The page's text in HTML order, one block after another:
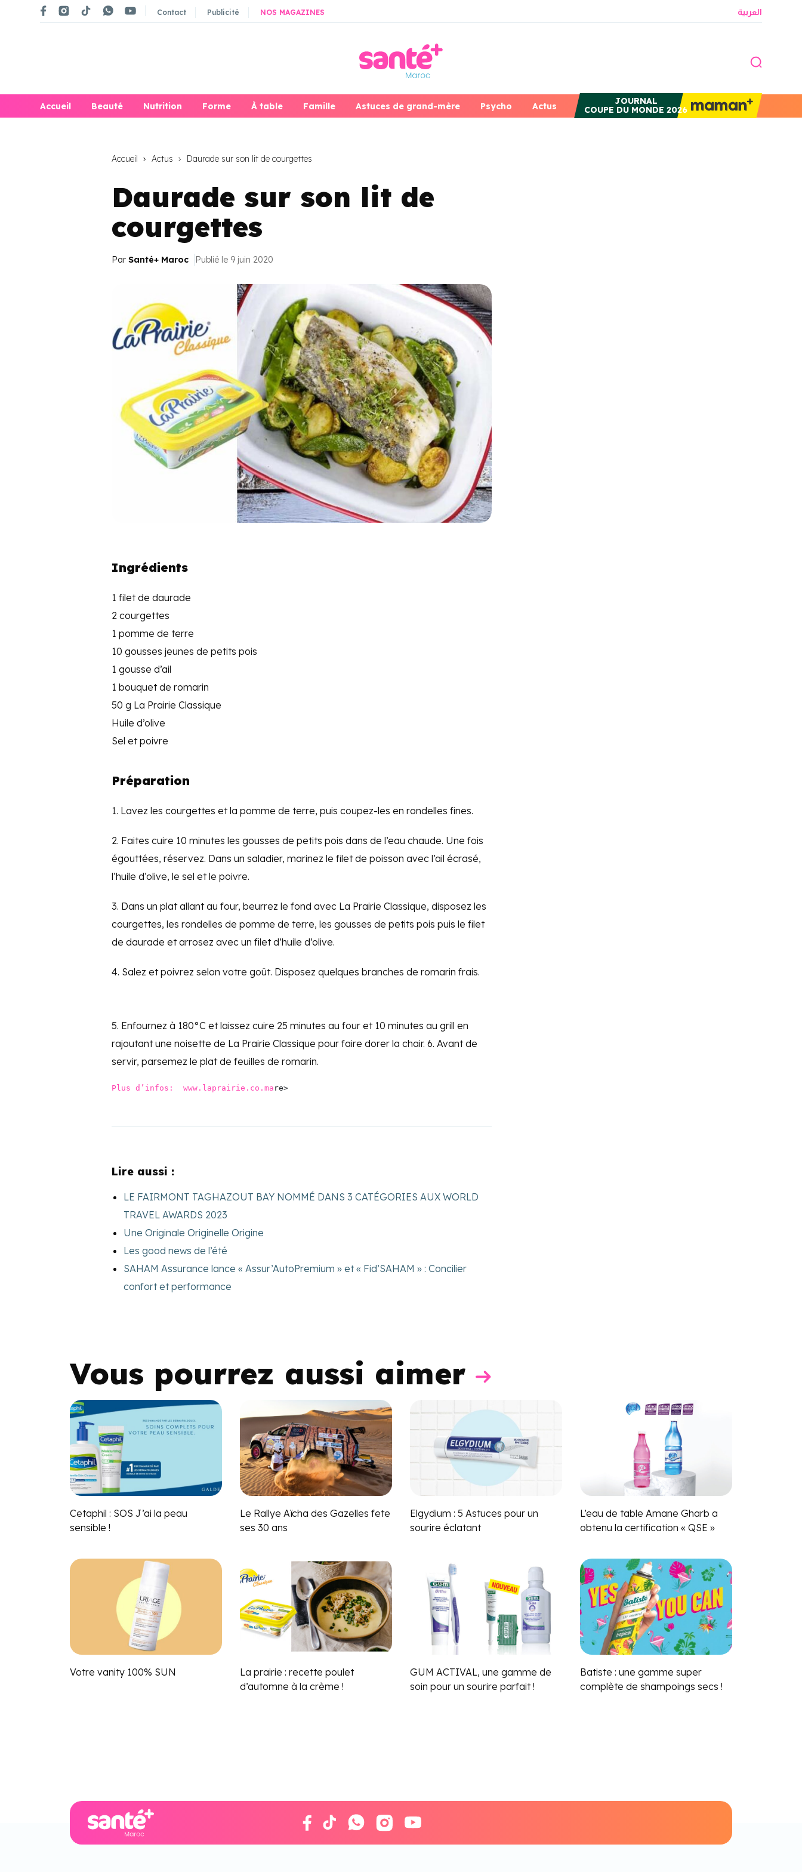
Contact Publicité NOS MAGAZINES العربية
Accueil Beauté Nutrition Forme À table Famille Astuces de grand-mère Psycho Actus
JOURNAL
COUPE DU MONDE 2026
Accueil Actus Daurade sur son lit de courgettes
Daurade sur son lit de
courgettes
Par Santé+ Maroc Publié le 9 juin 2020
Ingrédients
1 filet de daurade
2 courgettes
1 pomme de terre
10 gousses jeunes de petits pois
1 gousse d’ail
1 bouquet de romarin
50 g La Prairie Classique
Huile d’olive
Sel et poivre
Préparation
1. Lavez les courgettes et la pomme de terre, puis coupez-les en rondelles fines.
2. Faites cuire 10 minutes les gousses de petits pois dans de l’eau chaude. Une fois
égouttées, réservez. Dans un saladier, marinez le filet de poisson avec l’ail écrasé,
l’huile d’olive, le sel et le poivre.
3. Dans un plat allant au four, beurrez le fond avec La Prairie Classique, disposez les
courgettes, les rondelles de pomme de terre, les gousses de petits pois puis le filet
de daurade et arrosez avec un filet d’huile d’olive.
4. Salez et poivrez selon votre goût. Disposez quelques branches de romarin frais.
5. Enfournez à 180°C et laissez cuire 25 minutes au four et 10 minutes au grill en
rajoutant une noisette de La Prairie Classique pour faire dorer la chair. 6. Avant de
servir, parsemez le plat de feuilles de romarin.
Plus d’infos:  www.laprairie.co.ma
Lire aussi :
LE FAIRMONT TAGHAZOUT BAY NOMMÉ DANS 3 CATÉGORIES AUX WORLD
TRAVEL AWARDS 2023
Une Originale Originelle Origine
Les good news de l’été
SAHAM Assurance lance « Assur’AutoPremium » et « Fid’SAHAM » : Concilier
confort et performance
Vous pourrez aussi aimer
Cetaphil : SOS J’ai la peau
sensible !
Le Rallye Aïcha des Gazelles fete
ses 30 ans
Elgydium : 5 Astuces pour un
sourire éclatant
L’eau de table Amane Gharb a
obtenu la certification « QSE »
Votre vanity 100% SUN
La prairie : recette poulet
d’automne à la crème !
GUM ACTIVAL, une gamme de
soin pour un sourire parfait !
Batiste : une gamme super
complète de shampoings secs !